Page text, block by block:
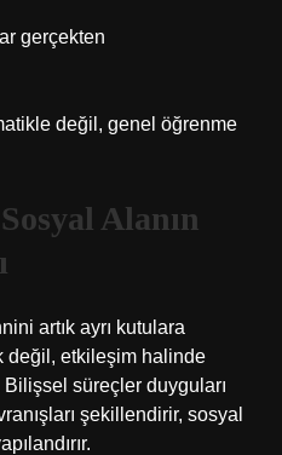
gerçekten
değil, genel öğrenme
Alanın
artık ayrı kutulara
değil, etkileşim halinde
süreçler duyguları
şekillendirir, sosyal